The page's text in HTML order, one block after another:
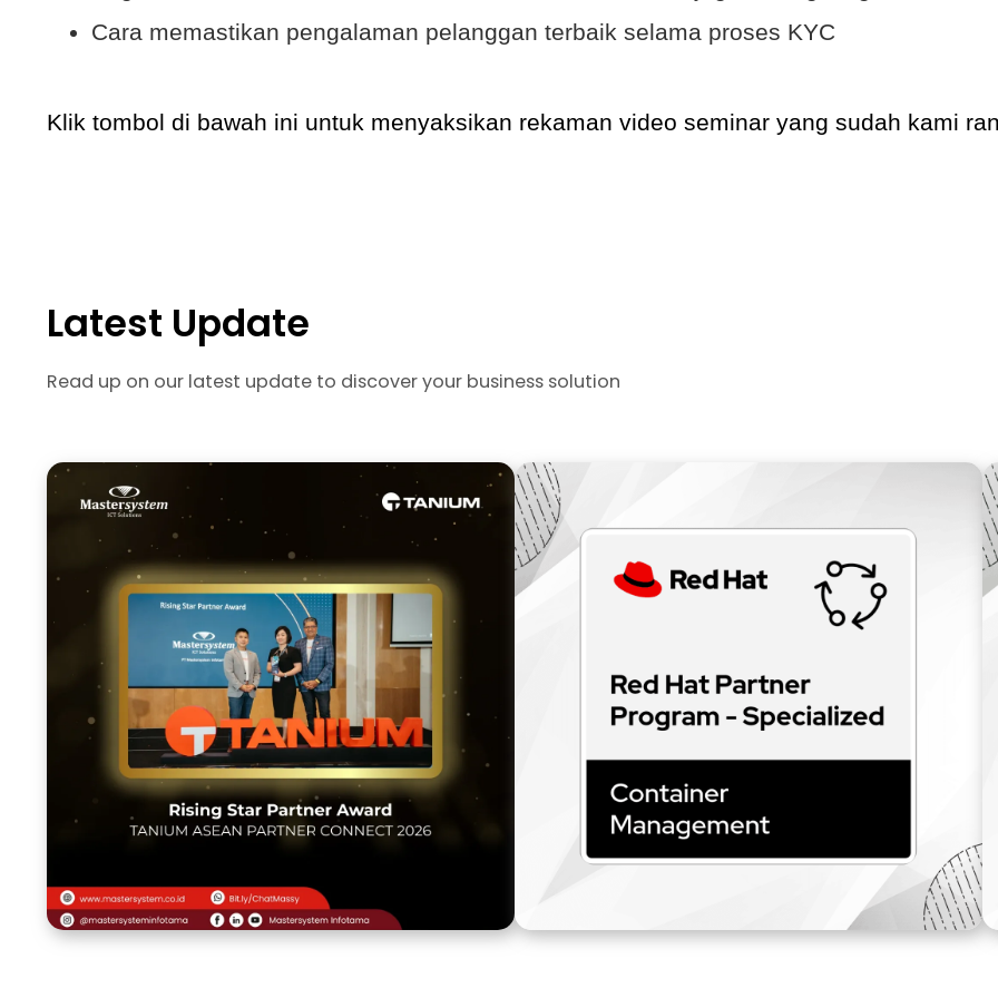
Cara memastikan pengalaman pelanggan terbaik selama proses KYC
Klik tombol di bawah ini untuk menyaksikan rekaman video seminar yang sudah kami
Latest Update
Read up on our latest update to discover your business solution